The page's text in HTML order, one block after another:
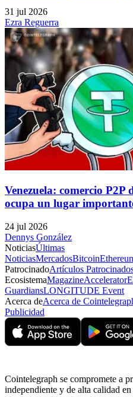
31 jul 2026
Ezra Reguerra
Venezuela: comercio P2P
ocupa un lugar
24 jul 2026
Dennys González
NoticiasÚltimas
NoticiasMercadosBitcoin
PatrocinadoArtículos
EcosistemaMagazineAccelerator
GuardiansLONGITUDE Event
Acerca deAcerca de
Publicidad
Cointelegraph se compromete a
independiente y de alta calidad